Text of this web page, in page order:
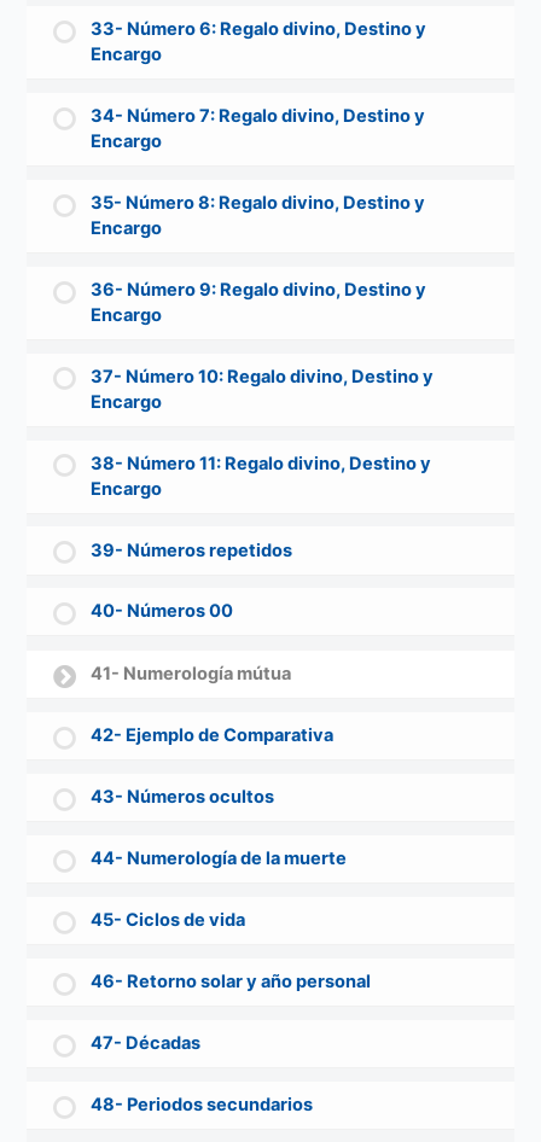
33- Número 6: Regalo divino, Destino y
Encargo
34- Número 7: Regalo divino, Destino y
Encargo
35- Número 8: Regalo divino, Destino y
Encargo
36- Número 9: Regalo divino, Destino y
Encargo
37- Número 10: Regalo divino, Destino y
Encargo
38- Número 11: Regalo divino, Destino y
Encargo
39- Números repetidos
40- Números 00
41- Numerología mútua
42- Ejemplo de Comparativa
43- Números ocultos
44- Numerología de la muerte
45- Ciclos de vida
46- Retorno solar y año personal
47- Décadas
48- Periodos secundarios